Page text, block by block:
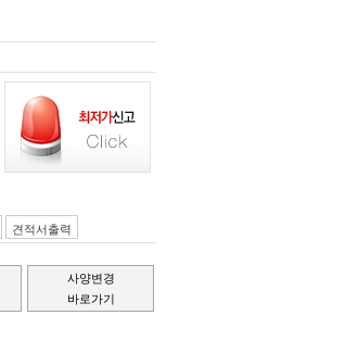
견적서출력
사양변경
바로가기